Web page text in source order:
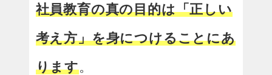
社員教育の真の目的は「正しい
考え方」を身につけることにあ
ります。